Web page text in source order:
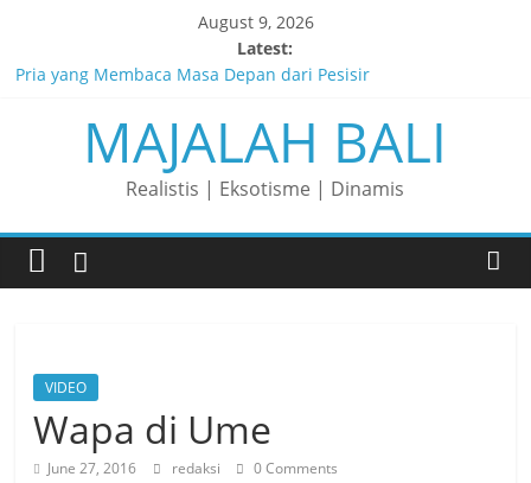
content
August 9, 2026
Latest:
Pria yang Membaca Masa Depan dari Pesisir
Membaca Peluang, Menaklukkan Tantangan, dan Membangun
Bisnis Peternakan yang Berkelanjutan
Lelaki yang Mengubah Garis Menjadi Masa Depan
Matahari yang Lahir di Pulau Dewata
Perjalanan Panjang di Balik Rasa yang Dicintai Banyak Orang
MAJALAH BALI
Realistis | Eksotisme | Dinamis
VIDEO
Wapa di Ume
June 27, 2016 redaksi 0 Comments